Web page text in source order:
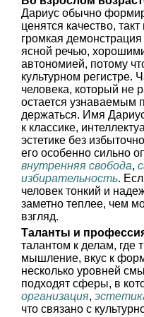
Дариус обычно
ценятся качество,
громкая
ясной речью,
автономией, потому
культурном регистре.
человека, который не
остается узнаваемым
держаться. Имя
к классике,
эстетике без
его особенно сильно
внутренняя свобода,
избирательность.
человек тонкий и
заметно теплее, чем
взгляд.
Таланты и
талантом к делам, где
мышление, вкус к
несколько уровней
подходят сферы, в
организация,
что связано с